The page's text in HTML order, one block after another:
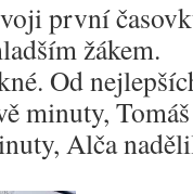
první
žákem.
Od
minuty,
Alča